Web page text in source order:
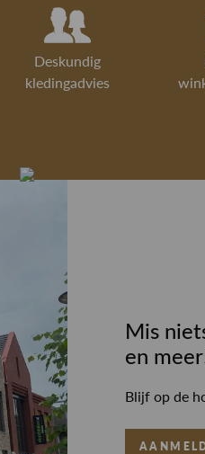
Deskundig
kledingadvies
Mis
en
Blijf op de